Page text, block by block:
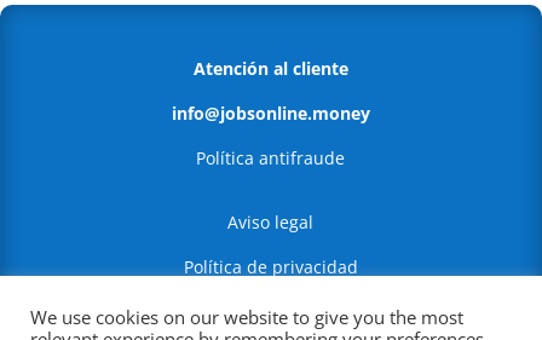
Atención al cliente
info@jobsonline.money
Política antifraude
Aviso legal
Política de privacidad
Política de Cookies
We use cookies on our website to give you the most